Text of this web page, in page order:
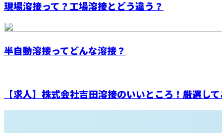
現場溶接って？工場溶接とどう違う？
半自動溶接ってどんな溶接？
【求人】株式会社吉田溶接のいいところ！厳選し